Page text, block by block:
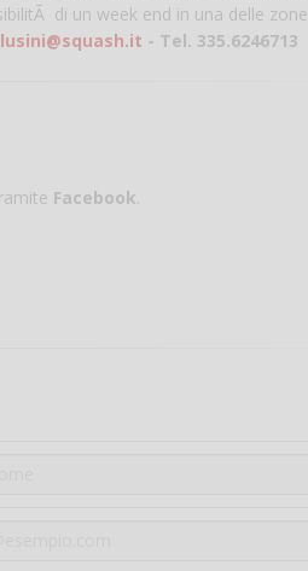
di un week end in una delle
- Tel. 335.6246713
Facebook.